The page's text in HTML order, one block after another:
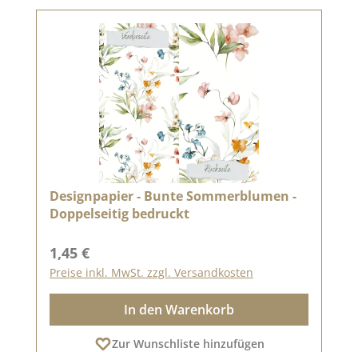
Designpapier - Bunte Sommerblumen -
Doppelseitig bedruckt
Regulärer Preis:
1,45 €
Preise inkl. MwSt. zzgl. Versandkosten
In den Warenkorb
Zur Wunschliste hinzufügen